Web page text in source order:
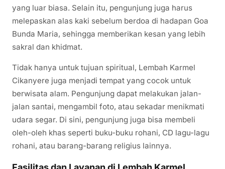
yang luar biasa. Selain itu, pengunjung juga harus
melepaskan alas kaki sebelum berdoa di hadapan Goa
Bunda Maria, sehingga memberikan kesan yang lebih
sakral dan khidmat.
Tidak hanya untuk tujuan spiritual, Lembah Karmel
Cikanyere juga menjadi tempat yang cocok untuk
berwisata alam. Pengunjung dapat melakukan jalan-
jalan santai, mengambil foto, atau sekadar menikmati
udara segar. Di sini, pengunjung juga bisa membeli
oleh-oleh khas seperti buku-buku rohani, CD lagu-lagu
rohani, atau barang-barang religius lainnya.